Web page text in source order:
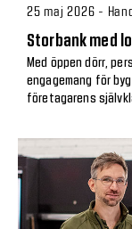
25 maj 2026 -
Storbank med
Med öppen dörr,
engagemang för
företagarens